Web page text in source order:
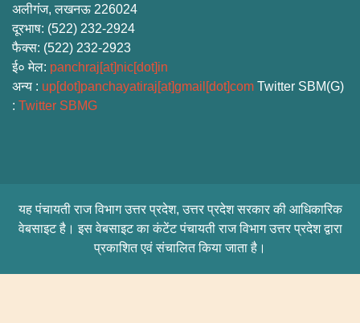
अलीगंज, लखनऊ 226024
दूरभाष: (522) 232-2924
फैक्स: (522) 232-2923
ई० मेल: panchraj[at]nic[dot]in
अन्य : up[dot]panchayatiraj[at]gmail[dot]com Twitter SBM(G)
: Twitter SBMG
यह पंचायती राज विभाग उत्तर प्रदेश, उत्तर प्रदेश सरकार की आधिकारिक
वेबसाइट है। इस वेबसाइट का कंटेंट पंचायती राज विभाग उत्तर प्रदेश द्वारा
प्रकाशित एवं संचालित किया जाता है।